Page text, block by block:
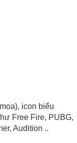
icon biểu
Free Fire, PUBG,
Audition ..